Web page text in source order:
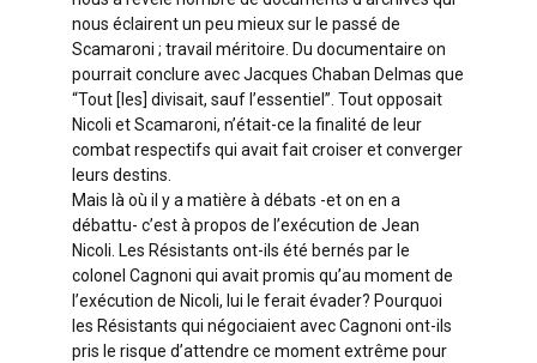
nous éclairent un peu mieux sur le passé de
Scamaroni ; travail méritoire. Du documentaire on
pourrait conclure avec Jacques Chaban Delmas que
“Tout [les] divisait, sauf l’essentiel”. Tout opposait
Nicoli et Scamaroni, n’était-ce la finalité de leur
combat respectifs qui avait fait croiser et converger
leurs destins.
Mais là où il y a matière à débats -et on en a
débattu- c’est à propos de l’exécution de Jean
Nicoli. Les Résistants ont-ils été bernés par le
colonel Cagnoni qui avait promis qu’au moment de
l’exécution de Nicoli, lui le ferait évader? Pourquoi
les Résistants qui négociaient avec Cagnoni ont-ils
pris le risque d’attendre ce moment extrême pour